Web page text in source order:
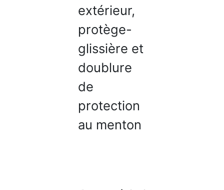
extérieur,
protège-
glissière et
doublure
de
protection
au menton